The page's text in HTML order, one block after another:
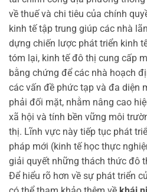
về thuế và chi tiêu của chính
kinh tế tập trung giúp các nhà
dựng chiến lược phát triển kinh
tóm lại, kinh tế đô thị cung cấp
bằng chứng để các nhà hoạch
các vấn đề phức tạp và đa diện
phải đối mặt, nhằm nâng cao
xã hội và tính bền vững môi
thị. Lĩnh vực này tiếp tục phát
pháp mới (kinh tế học thực
giải quyết những thách thức đô
Để hiểu rõ hơn về sự phát triển